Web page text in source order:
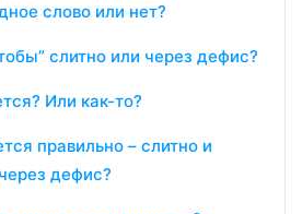
слово или нет?
слитно или через дефис?
Или как-то?
правильно – слитно и
дефис?